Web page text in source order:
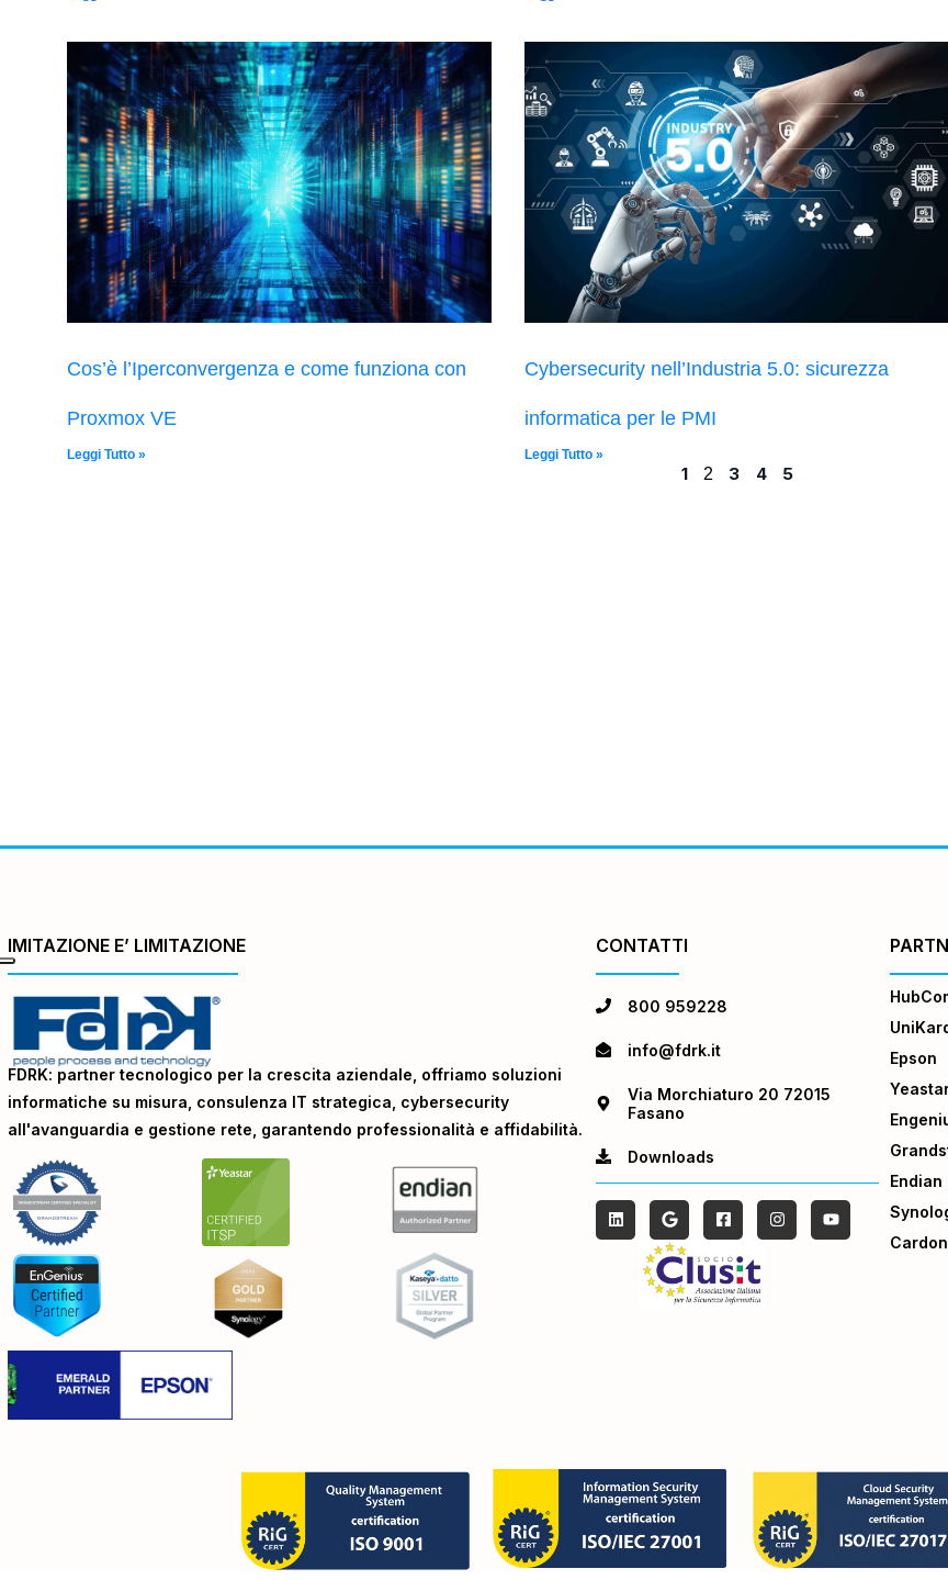
Cos’è l’Iperconvergenza e come funziona con
Proxmox VE
Leggi Tutto »
Cybersecurity nell’Industria 5.0: sicurezza
informatica per le PMI
Leggi Tutto »
1 2 3 4 5
IMITAZIONE E’ LIMITAZIONE
FDRK: partner tecnologico per la crescita aziendale, offriamo soluzioni
informatiche su misura, consulenza IT strategica, cybersecurity
all'avanguardia e gestione rete, garantendo professionalità e affidabilità.
CONTATTI
800 959228
info@fdrk.it
Via Morchiaturo 20 72015
Fasano
Downloads
Epson
Endian